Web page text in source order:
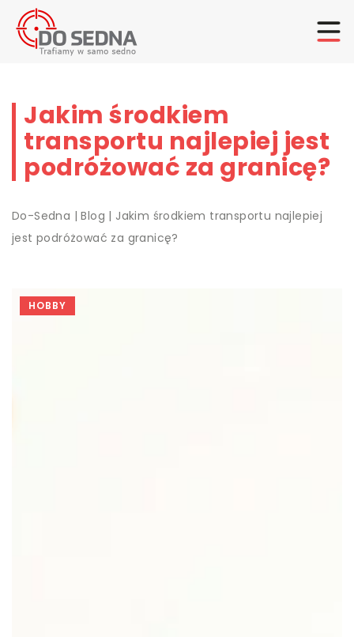
Jakim środkiem
transportu najlepiej jest
podróżować za granicę?
Do-Sedna |Blog | Jakim środkiem transportu najlepiej
jest podróżować za granicę?
HOBBY